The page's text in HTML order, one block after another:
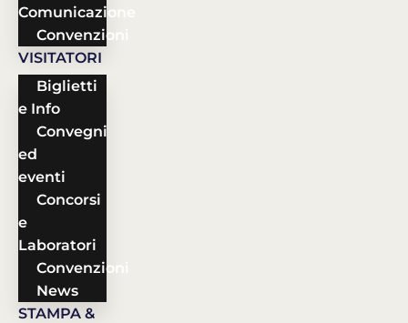
Comunicazione
Convenzioni
VISITATORI
Biglietti
e Info
Convegni
ed
eventi
Concorsi
e
Laboratori
Convenzioni
News
STAMPA &